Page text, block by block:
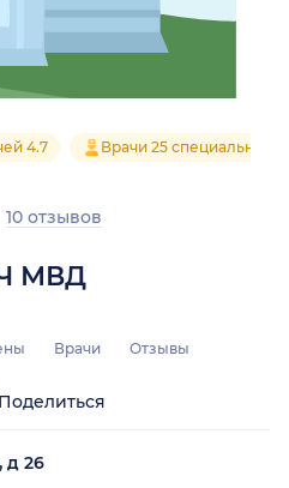
МВД
4.7 Врачи 25
10 отзывов
Врачи Отзывы
Поделиться
д 26